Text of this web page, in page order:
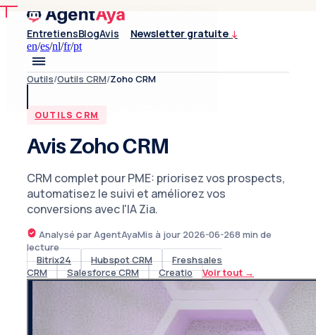
EntretiensBlogAvis Newsletter gratuite ↓
en/es/nl/fr/pt
Outils/Outils CRM/Zoho CRM
OUTILS CRM
Avis Zoho CRM
CRM complet pour PME: priorisez vos prospects,
automatisez le suivi et améliorez vos
conversions avec l'IA Zia.
Analysé par AgentAyaMis à jour 2026-06-268 min de
lecture
Bitrix24
Hubspot CRM
Freshsales
CRM
Salesforce CRM Creatio Voir tout →